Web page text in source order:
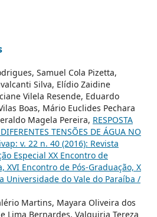
Samuel Cola Pizetta,
Silva, Elídio Zaidine
Vilela Resende, Eduardo
Boas, Mário Euclides Pechara
Magela Pereira, RESPOSTA
TENSÕES DE ÁGUA NO
v. 22 n. 40 (2016): Revista
Especial XX Encontro de
XVI Encontro de Pós-Graduação, X
Universidade do Vale do Paraíba /
Martins, Mayara Oliveira dos
Lima Bernardes, Valquiria Tereza